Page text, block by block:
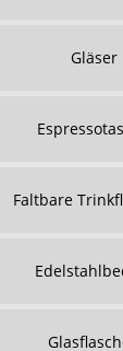
Gläser
Faltbare